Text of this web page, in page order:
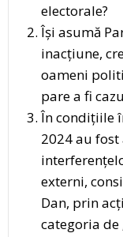
electorale?
Își asumă
inacțiune,
oameni
pare a fi
În condițiile
2024 au
externi,
Dan, prin
categoria de